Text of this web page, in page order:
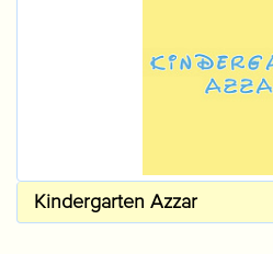
Mega-Child филиал Урикзар